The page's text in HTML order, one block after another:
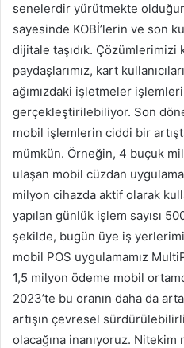
senelerdir yürütmekte
sayesinde KOBİ’lerin ve son
dijitale taşıdık. Çözümlerimizi
paydaşlarımız, kart
ağımızdaki işletmeler
gerçekleştirilebiliyor. Son
mobil işlemlerin ciddi bir
mümkün. Örneğin, 4 buçuk
ulaşan mobil cüzdan
milyon cihazda aktif olarak
yapılan günlük işlem sayısı
şekilde, bugün üye iş
mobil POS uygulamamız
1,5 milyon ödeme mobil
2023’te bu oranın daha da
artışın çevresel
olacağına inanıyoruz. Nitekim